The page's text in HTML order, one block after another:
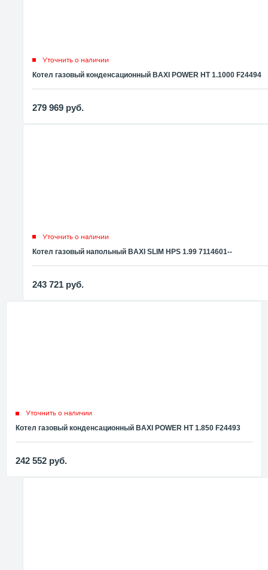
Уточнить о наличии
Котел газовый конденсационный BAXI POWER HT 1.1000 F24494
279 969 руб.
Уточнить о наличии
Котел газовый напольный BAXI SLIM HPS 1.99 7114601--
243 721 руб.
Уточнить о наличии
Котел газовый конденсационный BAXI POWER HT 1.850 F24493
242 552 руб.